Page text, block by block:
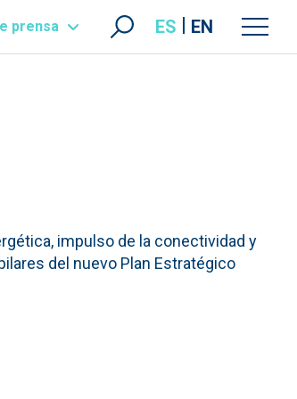
prensa ES EN
impulso de la conectividad y
del nuevo Plan Estratégico